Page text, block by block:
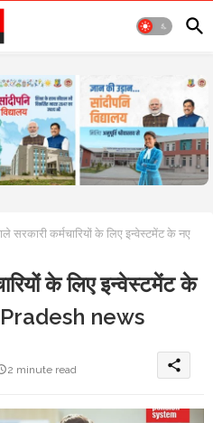
सरकारी कर्मचारियों के लिए इन्वेस्टमेंट के नए
के लिए इन्वेस्टमेंट के
Pradesh news
2 minute read share